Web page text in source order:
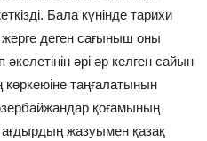
Бала күнінде тарихи
жерге деген сағыныш оны
әрі әр келген сайын
таңғалатынын
қоғамының
жазуымен қазақ